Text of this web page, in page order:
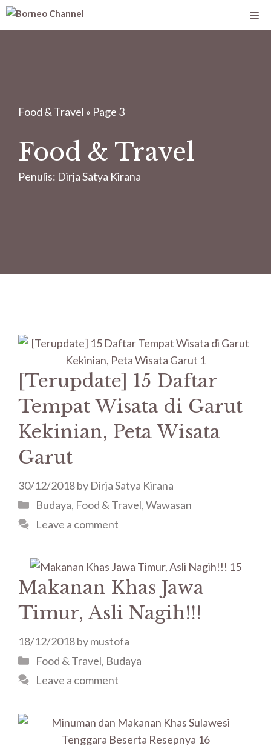
Food & Travel » Page 3
Food & Travel
Penulis: Dirja Satya Kirana
[Terupdate] 15 Daftar
Tempat Wisata di Garut
Kekinian, Peta Wisata
Garut
30/12/2018by Dirja Satya Kirana
Budaya, Food & Travel,Wawasan
Leave a comment
Makanan Khas Jawa
Timur, Asli Nagih!!!
18/12/2018bymustofa
Food & Travel, Budaya
Leave a comment